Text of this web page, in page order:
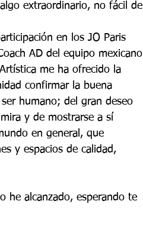
extraordinario, no fácil de
en los JO Paris
AD del equipo mexicano
me ha ofrecido la
confirmar la buena
humano; del gran deseo
y de mostrarse a sí
en general, que
y espacios de calidad,
he alcanzado, esperando te